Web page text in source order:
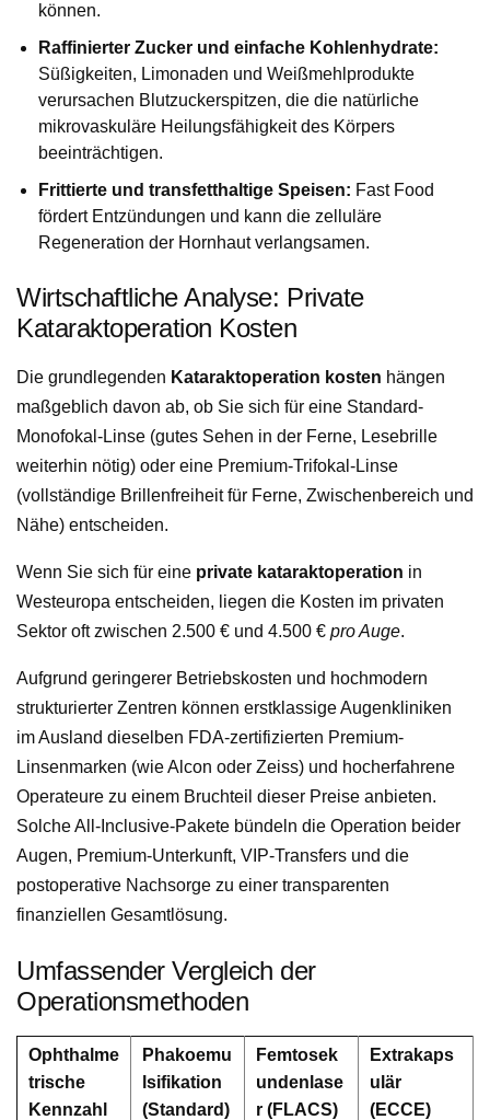
können.
Raffinierter Zucker und einfache Kohlenhydrate:
Süßigkeiten, Limonaden und Weißmehlprodukte
verursachen Blutzuckerspitzen, die die natürliche
mikrovaskuläre Heilungsfähigkeit des Körpers
beeinträchtigen.
Frittierte und transfetthaltige Speisen: Fast Food
fördert Entzündungen und kann die zelluläre
Regeneration der Hornhaut verlangsamen.
Wirtschaftliche Analyse: Private
Kataraktoperation Kosten
Die grundlegenden Kataraktoperation kosten hängen
maßgeblich davon ab, ob Sie sich für eine Standard-
Monofokal-Linse (gutes Sehen in der Ferne, Lesebrille
weiterhin nötig) oder eine Premium-Trifokal-Linse
(vollständige Brillenfreiheit für Ferne, Zwischenbereich und
Nähe) entscheiden.
Wenn Sie sich für eine private kataraktoperation in
Westeuropa entscheiden, liegen die Kosten im privaten
Sektor oft zwischen 2.500 € und 4.500 € pro Auge.
Aufgrund geringerer Betriebskosten und hochmodern
strukturierter Zentren können erstklassige Augenkliniken
im Ausland dieselben FDA-zertifizierten Premium-
Linsenmarken (wie Alcon oder Zeiss) und hocherfahrene
Operateure zu einem Bruchteil dieser Preise anbieten.
Solche All-Inclusive-Pakete bündeln die Operation beider
Augen, Premium-Unterkunft, VIP-Transfers und die
postoperative Nachsorge zu einer transparenten
finanziellen Gesamtlösung.
Umfassender Vergleich der
Operationsmethoden
Ophthalme
trische
Kennzahl
Phakoemu
lsifikation
(Standard)
Femtosek
undenlase
r (FLACS)
Extrakaps
ulär
(ECCE)